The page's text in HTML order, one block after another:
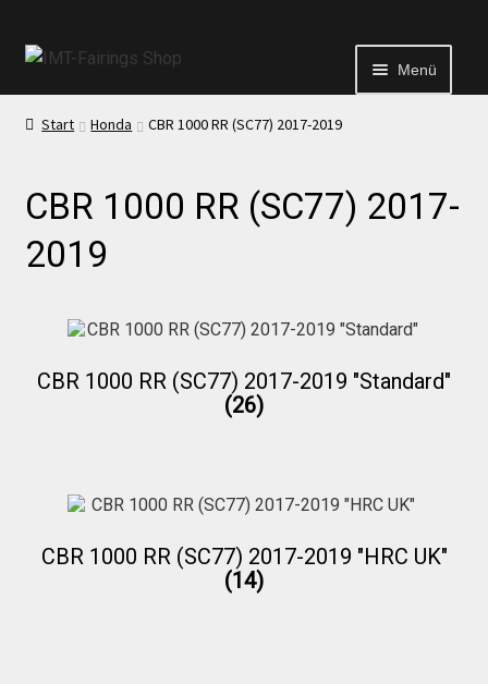
Menü
Start
Echtheit von Bewertungen
Über uns
Start Honda CBR 1000 RR (SC77) 2017-2019
CBR 1000 RR (SC77) 2017-
2019
CBR 1000 RR (SC77) 2017-2019 "Standard"
(26)
CBR 1000 RR (SC77) 2017-2019 "HRC UK"
(14)